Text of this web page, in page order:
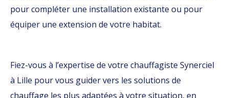
pour compléter une installation existante ou pour
équiper une extension de votre habitat.
Fiez-vous à l’expertise de votre chauffagiste Synerciel
à Lille pour vous guider vers les solutions de
chauffage les plus adaptées à votre situation, en